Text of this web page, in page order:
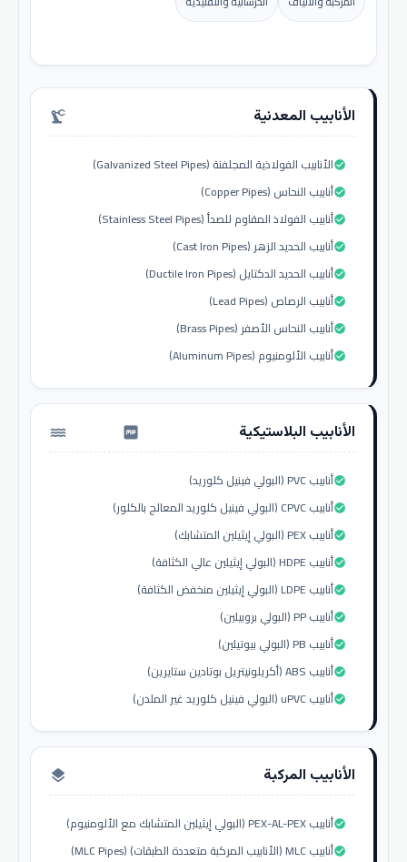
الأنابيب المعدنية precision_manufacturing
الأنابيب الفولاذية المجلفنة (Galvanized Steel Pipes)check_circle
أنابيب النحاس (Copper Pipes)check_circle
أنابيب الفولاذ المقاوم للصدأ (Stainless Steel Pipes)check_circle
أنابيب الحديد الزهر (Cast Iron Pipes)check_circle
أنابيب الحديد الدكتايل (Ductile Iron Pipes)check_circle
أنابيب الرصاص (Lead Pipes)check_circle
أنابيب النحاس الأصفر (Brass Pipes)check_circle
أنابيب الألومنيوم (Aluminum Pipes)check_circle
الأنابيب البلاستيكية water_pump
أنابيب PVC (البولي فينيل كلوريد)check_circle
أنابيب CPVC (البولي فينيل كلوريد المعالج بالكلور)check_circle
أنابيب PEX (البولي إيثيلين المتشابك)check_circle
أنابيب HDPE (البولي إيثيلين عالي الكثافة)check_circle
أنابيب LDPE (البولي إيثيلين منخفض الكثافة)check_circle
أنابيب PP (البولي بروبيلين)check_circle
أنابيب PB (البولي بيوتيلين)check_circle
أنابيب ABS (أكريلونيتريل بوتادين ستايرين)check_circle
أنابيب uPVC (البولي فينيل كلوريد غير الملدن)check_circle
الأنابيب المركبة layers
أنابيب PEX-AL-PEX (البولي إيثيلين المتشابك مع الألومنيوم)check_circle
أنابيب MLC (الأنابيب المركبة متعددة الطبقات) (MLC Pipes)check_circle